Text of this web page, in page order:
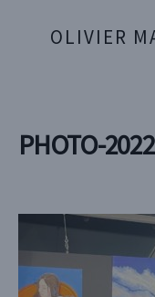
OLIVIER
PHOTO-